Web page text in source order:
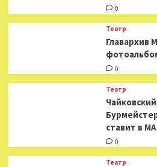
0
Театр
​​Главархив
0
Театр
ставит в
0
Театр